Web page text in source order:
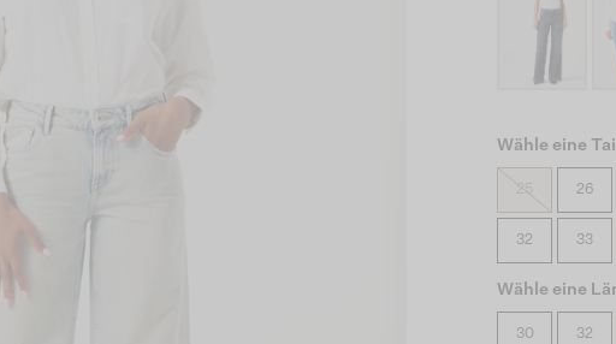
Wähle eine
25 26
32 33
Wähle eine
30 32